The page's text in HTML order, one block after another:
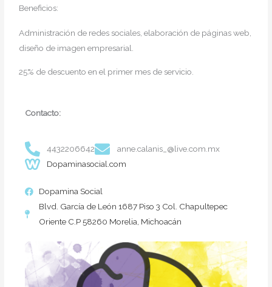
Beneficios:
Administración de redes sociales, elaboración de páginas web,
diseño de imagen empresarial.
25% de descuento en el primer mes de servicio.
Contacto:
4432206642
anne.calanis_@live.com.mx
Dopaminasocial.com
Dopamina Social
Blvd. García de León 1687 Piso 3 Col. Chapultepec
Oriente C.P 58260 Morelia, Michoacán